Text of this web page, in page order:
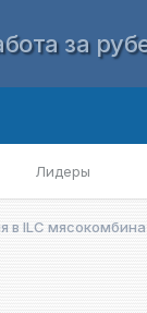
за
Лидеры
в ILC